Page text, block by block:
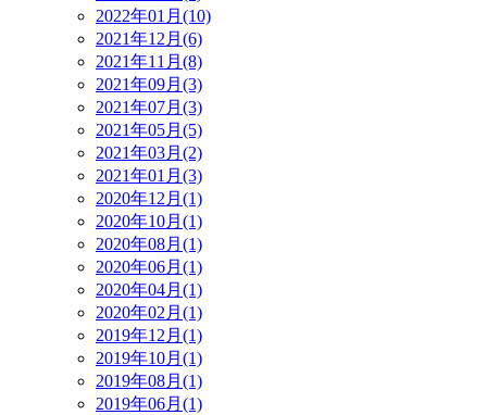
2022年01月(10)
2021年12月(6)
2021年11月(8)
2021年09月(3)
2021年07月(3)
2021年05月(5)
2021年03月(2)
2021年01月(3)
2020年12月(1)
2020年10月(1)
2020年08月(1)
2020年06月(1)
2020年04月(1)
2020年02月(1)
2019年12月(1)
2019年10月(1)
2019年08月(1)
2019年06月(1)